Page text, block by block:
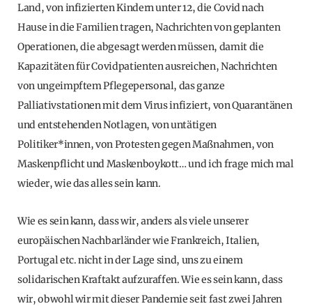
Land, von infizierten Kindern unter 12, die Covid nach
Hause in die Familien tragen, Nachrichten von geplanten
Operationen, die abgesagt werden müssen, damit die
Kapazitäten für Covidpatienten ausreichen, Nachrichten
von ungeimpftem Pflegepersonal, das ganze
Palliativstationen mit dem Virus infiziert, von Quarantänen
und entstehenden Notlagen, von untätigen
Politiker*innen, von Protesten gegen Maßnahmen, von
Maskenpflicht und Maskenboykott… und ich frage mich mal
wieder, wie das alles sein kann.
Wie es sein kann, dass wir, anders als viele unserer
europäischen Nachbarländer wie Frankreich, Italien,
Portugal etc. nicht in der Lage sind, uns zu einem
solidarischen Kraftakt aufzuraffen. Wie es sein kann, dass
wir, obwohl wir mit dieser Pandemie seit fast zwei Jahren